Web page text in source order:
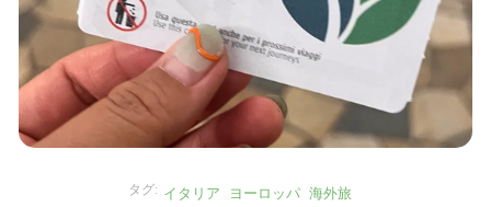
タグ: イタリア ヨーロッパ 海外旅